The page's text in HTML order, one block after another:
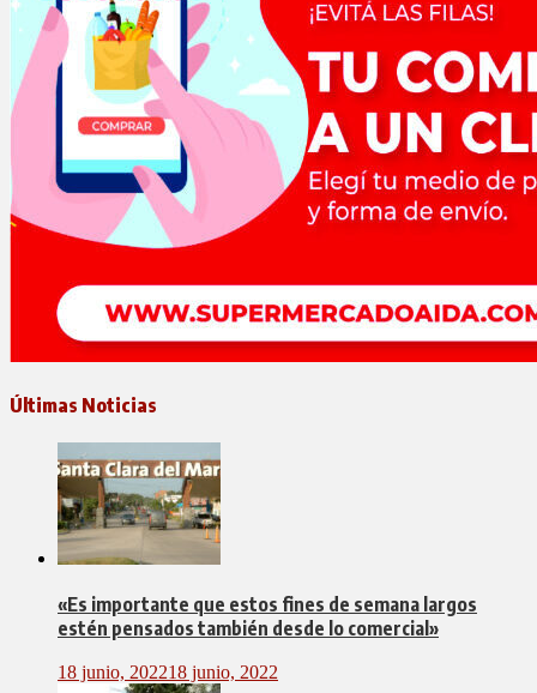
Últimas Noticias
«Es importante que estos fines de semana largos
estén pensados también desde lo comercial»
18 junio, 202218 junio, 2022